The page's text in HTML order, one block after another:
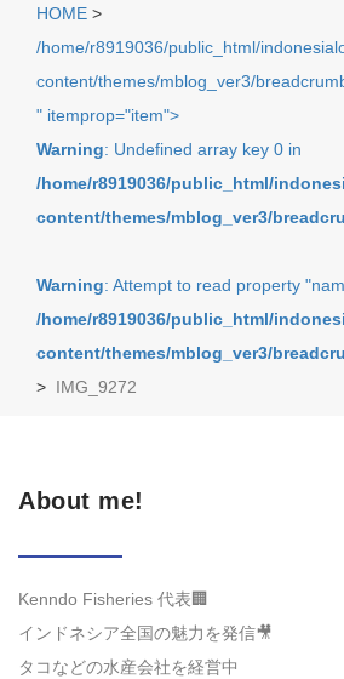
HOME >
/home/r8919036/public_html/
content/themes/mblog_ver3/
" itemprop="item">
Warning: Undefined array key 0 in
/home/r8919036/public_html/
content/themes/mblog_ver3/
Warning: Attempt to read property
/home/r8919036/public_html/
content/themes/mblog_ver3/
> IMG_9272
About me!
Kenndo Fisheries 代表🏢
インドネシア全国の魅力を発信🎥
タコなどの水産会社を経営中